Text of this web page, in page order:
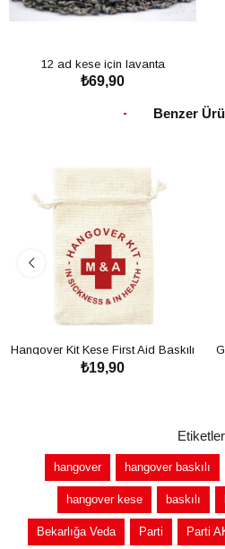
12 ad kese için lavanta
₺69,90
Benzer
Hangover Kit Kese First Aid Baskılı
Kese - Bekarlığa Veda Partisi
₺19,90
Etiketler
hangover hangover baskılı
hangover kese baskılı
Bekarlığa Veda Parti Parti